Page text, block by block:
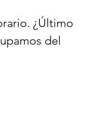
¿Último
del